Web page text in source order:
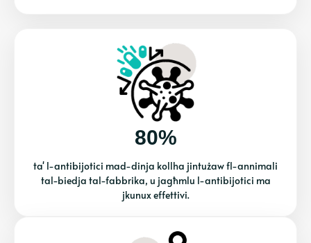
80%
ta' l-antibijotici mad-dinja kollha jintużaw fl-annimali
tal-biedja tal-fabbrika, u jagħmlu l-antibijotici ma
jkunux effettivi.